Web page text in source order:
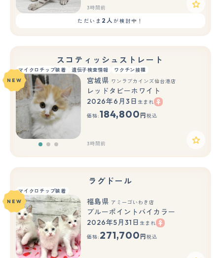
3時間前
ただいま 2人が検討中！
スコティッシュストレート
マイクロチップ装着 遺伝子検査情報 ワクチン接種
もっと見る
NEW 宮城県 ワンラブカインズ仙台港店
レッドタビーホワイト
2026年6月3日 生まれ
価格:184,800 円 税込
3時間前
ラグドール
マイクロチップ装着
もっと見る
NEW 福島県 アミーゴいわき店
ブルーポイントバイカラー
2026年5月31日 生まれ
価格: 271,700 円 税込